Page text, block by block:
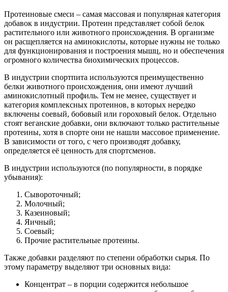
Протеиновые смеси – самая массовая и популярная категория
добавок в индустрии. Протеин представляет собой белок
растительного или животного происхождения. В организме
он расщепляется на аминокислоты, которые нужны не только
для функционирования и построения мышц, но и обеспечения
огромного количества биохимических процессов.
В индустрии спортпита используются преимущественно
белки животного происхождения, они имеют лучший
аминокислотный профиль. Тем не менее, существует и
категория комплексных протеинов, в которых нередко
включены соевый, бобовый или гороховый белок. Отдельно
стоят веганские добавки, они включают только растительные
протеины, хотя в спорте они не нашли массовое применение.
В зависимости от того, с чего производят добавку,
определяется её ценность для спортсменов.
В индустрии используются (по популярности, в порядке
убывания):
Сывороточный;
Молочный;
Казеиновый;
Яичный;
Соевый;
Прочие растительные протеины.
Также добавки разделяют по степени обработки сырья. По
этому параметру выделяют три основных вида:
Концентрат – в порции содержится небольшое